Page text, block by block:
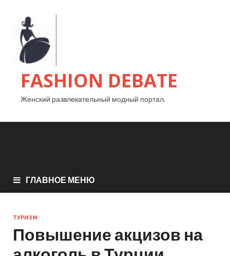
FASHION DEBATE
Женский развлекательный модный портал.
ГЛАВНОЕ МЕНЮ
ТУРИЗМ
Повышение акцизов на